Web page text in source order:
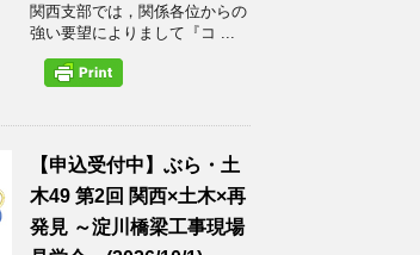
関西支部では，関係各位からの
強い要望によりまして『コ ...
【申込受付中】ぶら・土
木49 第2回 関西×土木×再
発見 ～淀川橋梁工事現場